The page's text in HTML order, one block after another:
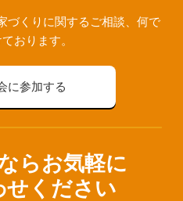
くりに関するご相談、 何で
おります。
に参加する
らお気軽に
せください